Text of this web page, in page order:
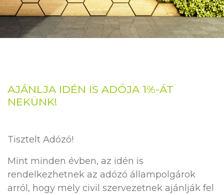
AJÁNLJA IDÉN IS ADÓJA 1%-ÁT
NEKÜNK!
Tisztelt Adózó!
Mint minden évben, az idén is
rendelkezhetnek az adózó állampolgárok
arról, hogy mely civil szervezetnek ajánlják fel